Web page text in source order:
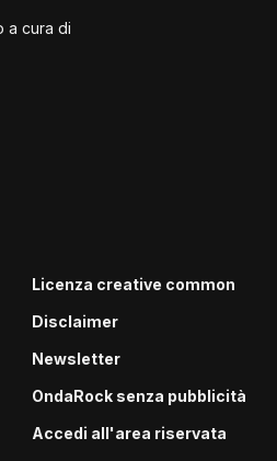
a cura di
Licenza creative common
Disclaimer
Newsletter
OndaRock senza pubblicità
Accedi all'area riservata